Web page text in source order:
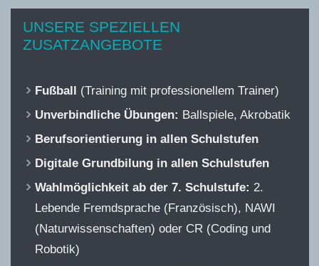
UNSERE SPEZIELLEN
ZUSATZANGEBOTE
Fußball (Training mit professionellem Trainer)
Unverbindliche Übungen: Ballspiele, Akrobatik
Berufsorientierung in allen Schulstufen
Digitale Grundbilung in allen Schulstufen
Wahlmöglichkeit ab der 7. Schulstufe: 2.
Lebende Fremdsprache (Französisch), NAWI
(Naturwissenschaften) oder CR (Coding und
Robotik)